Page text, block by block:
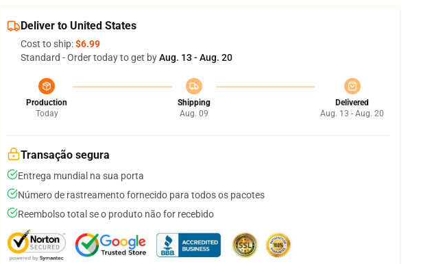
Deliver to United States
Cost to ship:$6.99
Standard - Order today to get byAug. 13 - Aug. 20
Production
Today
Shipping
Aug. 09
Delivered
Aug. 13 - Aug. 20
Transação segura
Entrega mundial na sua porta
Número de rastreamento fornecido para todos os pacotes
Reembolso total se o produto não for recebido